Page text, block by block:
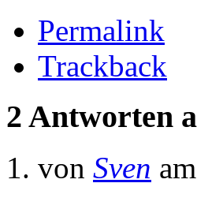
Permalink
Trackback
2 Antworten
von Sven